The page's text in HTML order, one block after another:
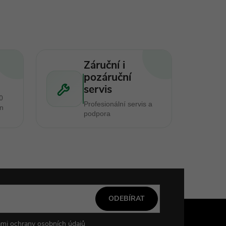
Záruční i
pozáruční
servis
Profesionální servis a
podpora
ochrany osobních údajů
ODEBÍRAT